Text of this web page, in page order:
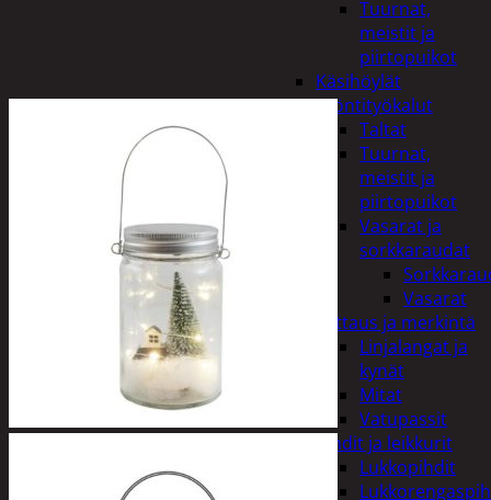
Tuurnat,
meistit ja
piirtopuikot
Käsihöylät
Lyöntityökalut
Taltat
Tuurnat,
meistit ja
piirtopuikot
Vasarat ja
sorkkaraudat
Vasarat
Mittaus ja merkintä
Linjalangat ja
kynät
Mitat
Vatupassit
Pihdit ja leikkurit
Lukkopihdit